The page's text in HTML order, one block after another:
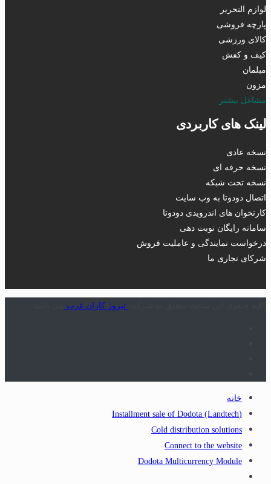
لوازم التحریر
پارچه فروشی
کالای ورزشی
کیف و کفش
مبلمان
مزون
مشاغل بیشتر
لینک های کاربردی
نسخه عادی
نسخه حرفه ای
نسخه تحت شبکه
اتصال دودوتا به وب سایت
کارتخوان های اندرویدی دودوتا
سامانه رایگان نوبت دهی
درخواست نمایندگی و عاملیت فروش
شرکای تجاری ما
تیروژ کاران غرب
خانه
(Installment sale of Dodota (Landtech
Cold distribution solutions
Connect to the website
Dodota Multicurrency Module